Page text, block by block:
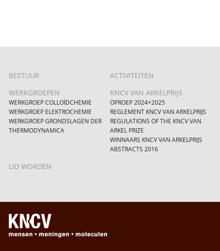
BESTUUR
ACTIVITEITEN
WERKGROEPEN
WERKGROEP COLLOÏDCHEMIE
WERKGROEP ELEKTROCHEMIE
WERKGROEP GRONDSLAGEN DER
THERMODYNAMICA
KNCV VAN ARKELPRIJS
OPROEP 2024+2025
REGLEMENT KNCV VAN ARKELPRIJS
REGULATIONS OF THE KNCV VAN
ARKEL PRIZE
WINNAARS KNCV VAN ARKELPRIJS
ABSTRACTS 2016
LID WORDEN